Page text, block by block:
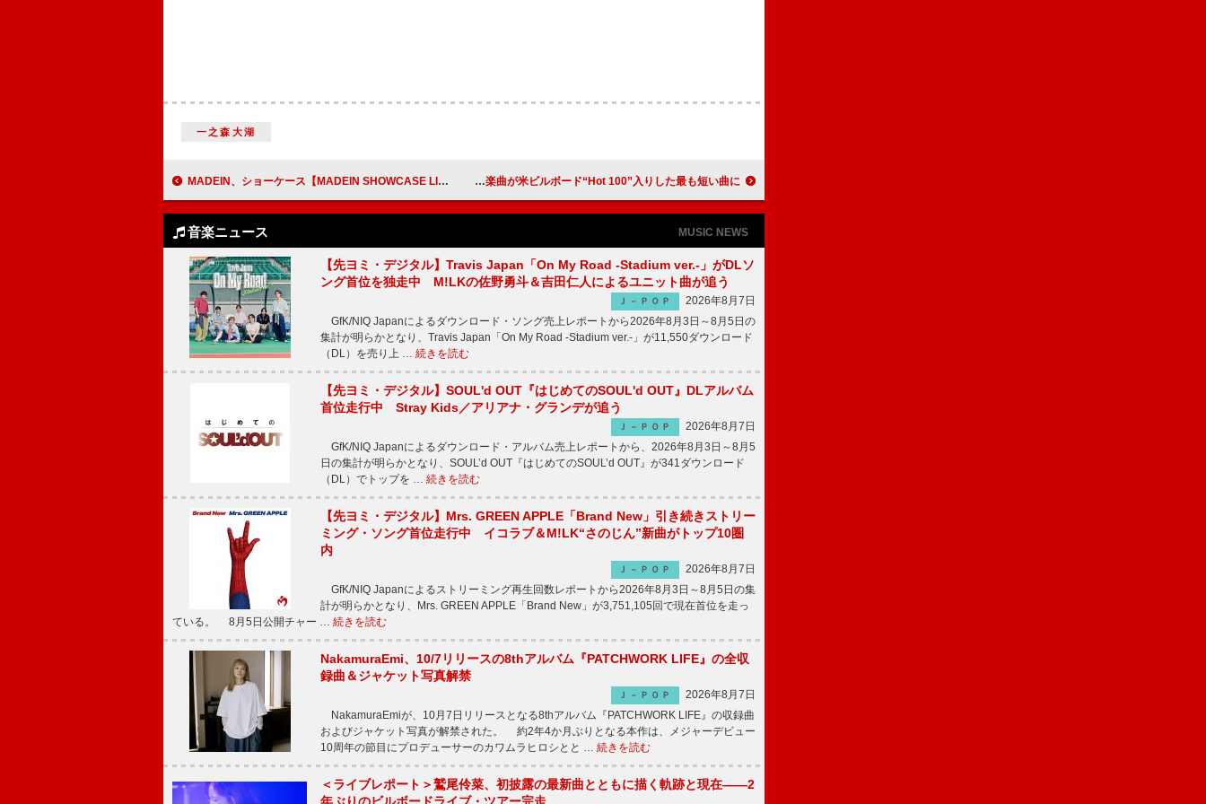
一之森大湖
MADEIN、ショーケース【MADEIN SHOWCASE LIVE】開催＆日本デビュー決定 ジャック・ブラック、『マインクラフト／ザ・ムービー』より34秒の楽曲が米ビルボード“Hot 100”入りした最も短い曲に
音楽ニュース MUSIC NEWS
【先ヨミ・デジタル】Travis Japan「On My Road -Stadium ver.-」がDLソ
ング首位を独走中 M!LKの佐野勇斗＆吉田仁人によるユニット曲が追う
Ｊ－ＰＯＰ
2026年8月7日
GfK/NIQ Japanによるダウンロード・ソング売上レポートから2026年8月3日～8月5日の
集計が明らかとなり、Travis Japan「On My Road -Stadium ver.-」が11,550ダウンロード
（DL）を売り上 … 続きを読む
【先ヨミ・デジタル】SOUL'd OUT『はじめてのSOUL'd OUT』DLアルバム
首位走行中 Stray Kids／アリアナ・グランデが追う
Ｊ－ＰＯＰ
2026年8月7日
GfK/NIQ Japanによるダウンロード・アルバム売上レポートから、2026年8月3日～8月5
日の集計が明らかとなり、SOUL’d OUT『はじめてのSOUL’d OUT』が341ダウンロード
（DL）でトップを … 続きを読む
【先ヨミ・デジタル】Mrs. GREEN APPLE「Brand New」引き続きストリー
ミング・ソング首位走行中 イコラブ＆M!LK“さのじん”新曲がトップ10圏
内
Ｊ－ＰＯＰ
2026年8月7日
GfK/NIQ Japanによるストリーミング再生回数レポートから2026年8月3日～8月5日の集
計が明らかとなり、Mrs. GREEN APPLE「Brand New」が3,751,105回で現在首位を走っ
ている。 8月5日公開チャー … 続きを読む
NakamuraEmi、10/7リリースの8thアルバム『PATCHWORK LIFE』の全収
録曲＆ジャケット写真解禁
Ｊ－ＰＯＰ
2026年8月7日
NakamuraEmiが、10月7日リリースとなる8thアルバム『PATCHWORK LIFE』の収録曲
およびジャケット写真が解禁された。 約2年4か月ぶりとなる本作は、メジャーデビュー
10周年の節目にプロデューサーのカワムラヒロシとと … 続きを読む
＜ライブレポート＞鷲尾伶菜、初披露の最新曲とともに描く軌跡と現在――2
年ぶりのビルボードライブ・ツアー完走